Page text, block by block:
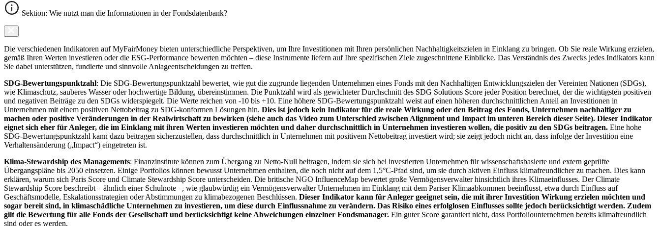
Sektion: Wie nutzt man die Informationen in der Fondsdatenbank?
Die verschiedenen Indikatoren auf MyFairMoney bieten unterschiedliche Perspektiven, um Ihre Investitionen mit Ihren persönlichen Nachhaltigkeitszielen in Einklang zu bringen. Ob Sie reale Wirkung erzielen,
gemäß Ihren Werten investieren oder die ESG-Performance bewerten möchten – diese Instrumente liefern auf Ihre spezifischen Ziele zugeschnittene Einblicke. Das Verständnis des Zwecks jedes Indikators kann
Sie dabei unterstützen, fundierte und sinnvolle Anlageentscheidungen zu treffen.
SDG-Bewertungspunktzahl: Die SDG-Bewertungspunktzahl bewertet, wie gut die zugrunde liegenden Unternehmen eines Fonds mit den Nachhaltigen Entwicklungszielen der Vereinten Nationen (SDGs),
wie Klimaschutz, sauberes Wasser oder hochwertige Bildung, übereinstimmen. Die Punktzahl wird als gewichteter Durchschnitt des SDG Solutions Score jeder Position berechnet, der die wichtigsten positiven
und negativen Beiträge zu den SDGs widerspiegelt. Die Werte reichen von -10 bis +10. Eine höhere SDG-Bewertungspunktzahl weist auf einen höheren durchschnittlichen Anteil an Investitionen in
Unternehmen mit einem positiven Nettobeitrag zu SDG-konformen Lösungen hin. Dies ist jedoch kein Indikator für die reale Wirkung oder den Beitrag des Fonds, Unternehmen nachhaltiger zu
machen oder positive Veränderungen in der Realwirtschaft zu bewirken (siehe auch das Video zum Unterschied zwischen Alignment und Impact im unteren Bereich dieser Seite). Dieser Indikator
eignet sich eher für Anleger, die im Einklang mit ihren Werten investieren möchten und daher durchschnittlich in Unternehmen investieren wollen, die positiv zu den SDGs beitragen. Eine hohe
SDG-Bewertungspunktzahl kann dazu beitragen sicherzustellen, dass durchschnittlich in Unternehmen mit positivem Nettobeitrag investiert wird; sie zeigt jedoch nicht an, dass infolge der Investition eine
Verhaltensänderung („Impact“) eingetreten ist.
Klima-Stewardship des Managements: Finanzinstitute können zum Übergang zu Netto-Null beitragen, indem sie sich bei investierten Unternehmen für wissenschaftsbasierte und extern geprüfte
Übergangspläne bis 2050 einsetzen. Einige Portfolios können bewusst Unternehmen enthalten, die noch nicht auf dem 1,5°C-Pfad sind, um sie durch aktiven Einfluss klimafreundlicher zu machen. Dies kann
erklären, warum sich Paris Score und Climate Stewardship Score unterscheiden. Die britische NGO InfluenceMap bewertet große Vermögensverwalter hinsichtlich ihres Klimaeinflusses. Der Climate
Stewardship Score beschreibt – ähnlich einer Schulnote –, wie glaubwürdig ein Vermögensverwalter Unternehmen im Einklang mit dem Pariser Klimaabkommen beeinflusst, etwa durch Einfluss auf
Geschäftsmodelle, Eskalationsstrategien oder Abstimmungen zu klimabezogenen Beschlüssen. Dieser Indikator kann für Anleger geeignet sein, die mit ihrer Investition Wirkung erzielen möchten und
sogar bereit sind, in klimaschädliche Unternehmen zu investieren, um diese durch Einflussnahme zu verändern. Das Risiko eines erfolglosen Einflusses sollte jedoch berücksichtigt werden. Zudem
gilt die Bewertung für alle Fonds der Gesellschaft und berücksichtigt keine Abweichungen einzelner Fondsmanager. Ein guter Score garantiert nicht, dass Portfoliounternehmen bereits klimafreundlich
sind oder es werden.